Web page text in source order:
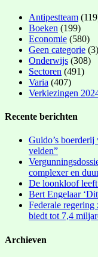
Antipestteam
Boeken (199)
Economie (580)
Geen categorie (3)
Onderwijs (308)
Sectoren (491)
Varia (407)
Verkiezingen
Recente berichten
Guido’s
velden”
complexer en
De loonkloof
Bert Engelaar
Federale
biedt tot 7,4
Archieven